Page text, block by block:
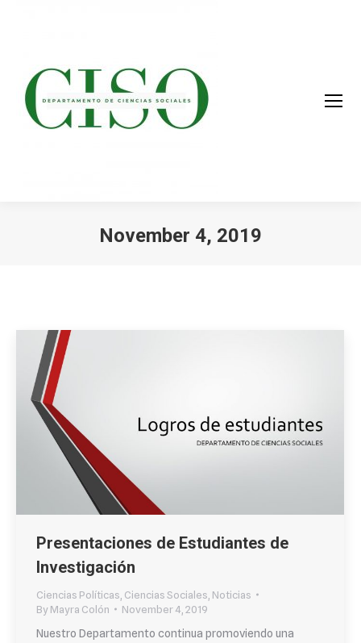
November 4, 2019
Presentaciones de Estudiantes de
Investigación
Ciencias Políticas Ciencias Sociales Noticias
ByMayra Colón
November 4, 2019
Nuestro Departamento continua promoviendo una